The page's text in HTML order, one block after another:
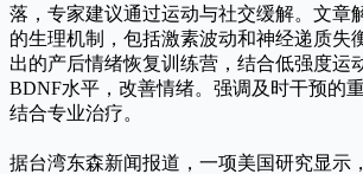
落，专家建议通过运动与社交缓解。文章
的生理机制，包括激素波动和神经递质失
出的产后情绪恢复训练营，结合低强度运
BDNF水平，改善情绪。强调及时干预的
结合专业治疗。
据台湾东森新闻报道，一项美国研究显示